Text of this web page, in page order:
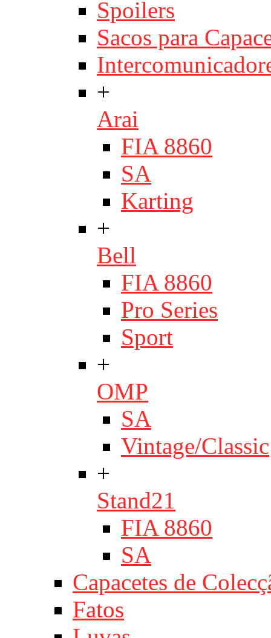
Spoilers
Sacos para
+
Arai
FIA 8860
SA
Karting
+
Bell
FIA 8860
Pro Series
Sport
+
OMP
SA
Vintage/Classic
+
Stand21
FIA 8860
SA
Capacetes de
Fatos